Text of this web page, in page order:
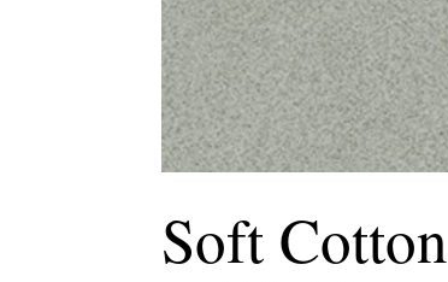
Soft Cotton